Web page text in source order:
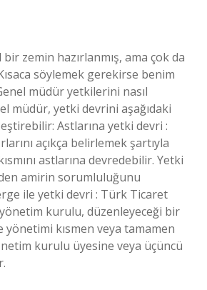
zemin hazırlanmış, ama çok da
söylemek gerekirse benim
müdür yetkilerini nasıl
müdür, yetki devrini aşağıdaki
Astlarına yetki devri :
açıkça belirlemek şartıyla
astlarına devredebilir. Yetki
amirin sorumluluğunu
ile yetki devri : Türk Ticaret
kurulu, düzenleyeceği bir
yönetimi kısmen veya tamamen
kurulu üyesine veya üçüncü